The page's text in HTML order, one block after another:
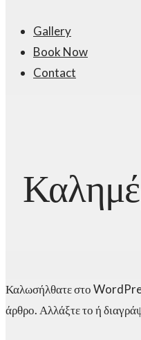
Gallery
Book Now
Contact
Καλωσήλθατε στο
άρθρο. Αλλάξτε το ή